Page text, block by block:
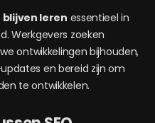
blijven leren essentieel in
Werkgevers zoeken
ontwikkelingen bijhouden,
en bereid zijn om
te ontwikkelen.